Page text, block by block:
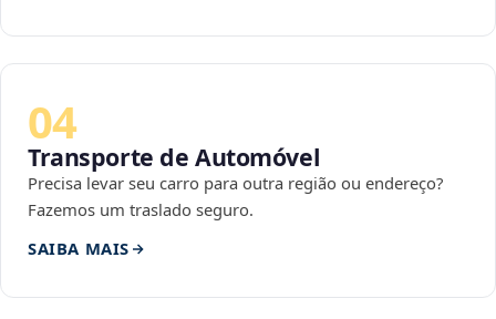
04
Transporte de Automóvel
Precisa levar seu carro para outra região ou endereço?
Fazemos um traslado seguro.
SAIBA MAIS